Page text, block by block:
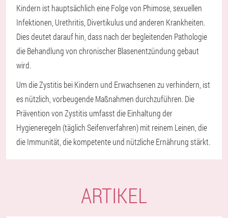
Kindern ist hauptsächlich eine Folge von Phimose, sexuellen
Infektionen, Urethritis, Divertikulus und anderen Krankheiten.
Dies deutet darauf hin, dass nach der begleitenden Pathologie
die Behandlung von chronischer Blasenentzündung gebaut
wird.
Um die Zystitis bei Kindern und Erwachsenen zu verhindern, ist
es nützlich, vorbeugende Maßnahmen durchzuführen. Die
Prävention von Zystitis umfasst die Einhaltung der
Hygieneregeln (täglich Seifenverfahren) mit reinem Leinen, die
die Immunität, die kompetente und nützliche Ernährung stärkt.
ARTIKEL